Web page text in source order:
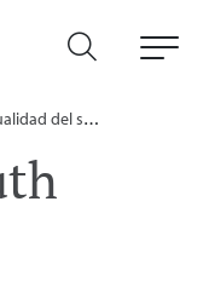
sector energético - Enagás